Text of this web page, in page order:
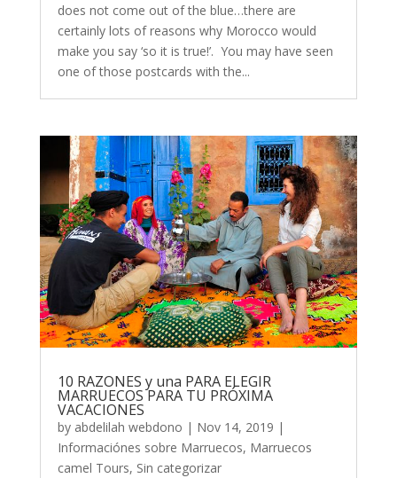
does not come out of the blue…there are
certainly lots of reasons why Morocco would
make you say ‘so it is true!’. You may have seen
one of those postcards with the...
10 RAZONES y una PARA ELEGIR
MARRUECOS PARA TU PRÓXIMA
VACACIONES
by abdelilah webdono | Nov 14, 2019 |
Informaciónes sobre Marruecos, Marruecos
camel Tours, Sin categorizar